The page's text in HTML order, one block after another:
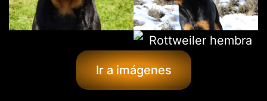
Ir a imágenes